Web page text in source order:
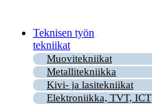
Teknisen työn
tekniikat
Muovitekniikat
Metallitekniikka
Kivi- ja lasitekniikat
Elektroniikka, TVT, ICT